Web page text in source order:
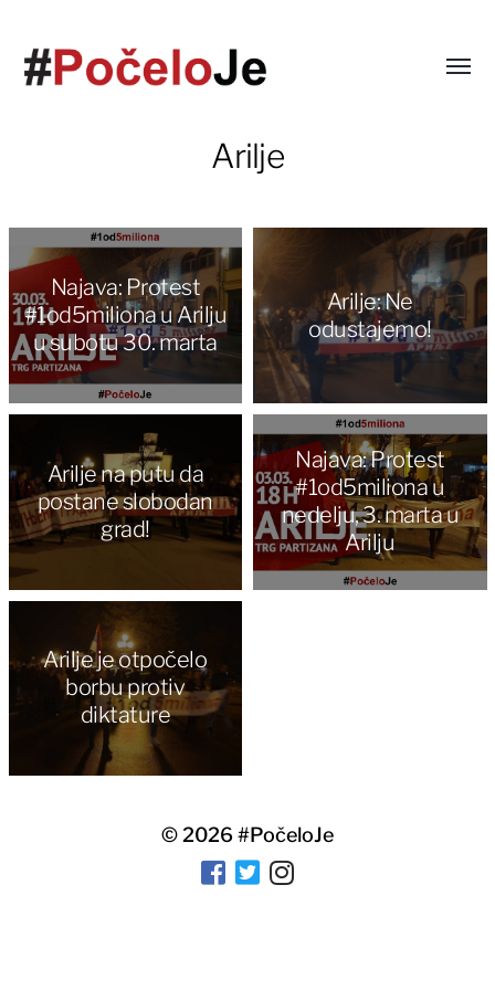
Arilje
Najava: Protest
#1od5miliona u Arilju
u subotu 30. marta
Arilje: Ne
odustajemo!
Arilje na putu da
postane slobodan
grad!
Najava: Protest
#1od5miliona u
nedelju, 3. marta u
Arilju
Arilje je otpočelo
borbu protiv
diktature
© 2026#PočeloJe